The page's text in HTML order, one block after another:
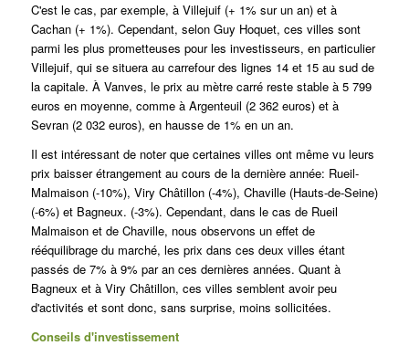
C'est le cas, par exemple, à Villejuif (+ 1% sur un an) et à
Cachan (+ 1%). Cependant, selon Guy Hoquet, ces villes sont
parmi les plus prometteuses pour les investisseurs, en particulier
Villejuif, qui se situera au carrefour des lignes 14 et 15 au sud de
la capitale. À Vanves, le prix au mètre carré reste stable à 5 799
euros en moyenne, comme à Argenteuil (2 362 euros) et à
Sevran (2 032 euros), en hausse de 1% en un an.
Il est intéressant de noter que certaines villes ont même vu leurs
prix baisser étrangement au cours de la dernière année: Rueil-
Malmaison (-10%), Viry Châtillon (-4%), Chaville (Hauts-de-Seine)
(-6%) et Bagneux. (-3%). Cependant, dans le cas de Rueil
Malmaison et de Chaville, nous observons un effet de
rééquilibrage du marché, les prix dans ces deux villes étant
passés de 7% à 9% par an ces dernières années. Quant à
Bagneux et à Viry Châtillon, ces villes semblent avoir peu
d'activités et sont donc, sans surprise, moins sollicitées.
Conseils d'investissement